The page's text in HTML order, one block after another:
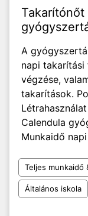
A
napi
végzése,
takarítások.
Calendula
Munkaidő
Teljes munkaidő
Általános iskola